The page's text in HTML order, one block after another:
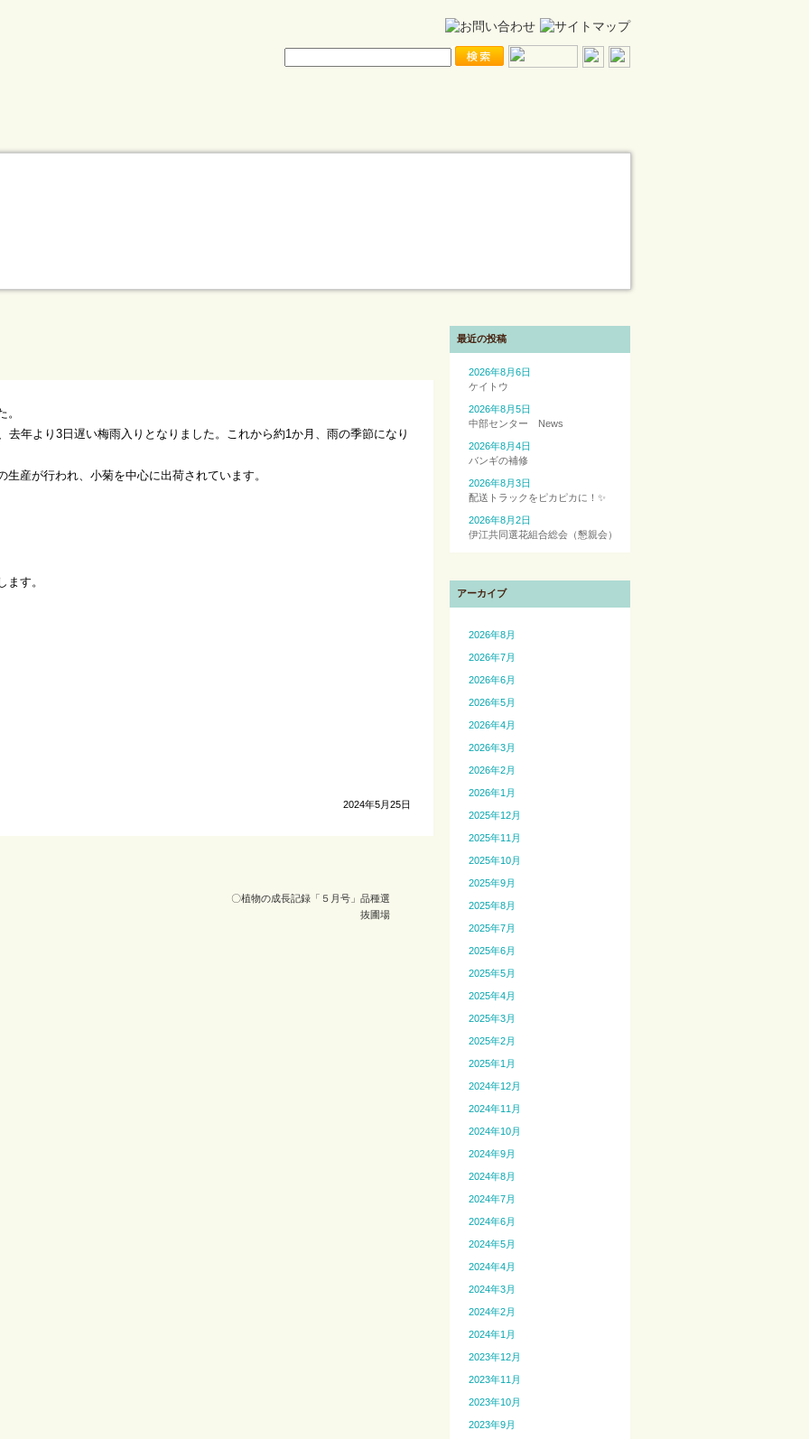
去年より3日遅い梅雨入りとなりました。これから約1か月、雨の季節になり
産が行われ、小菊を中心に出荷されています。
す。
2024年5月25日
〇植物の成長記録「５月号」品種選
抜圃場
最近の投稿
2026年8月6日
ケイトウ
2026年8月5日
中部センター News
2026年8月4日
バンギの補修
2026年8月3日
配送トラックをピカピカに！✨
2026年8月2日
伊江共同選花組合総会（懇親会）
アーカイブ
2026年8月
2026年7月
2026年6月
2026年5月
2026年4月
2026年3月
2026年2月
2026年1月
2025年12月
2025年11月
2025年10月
2025年9月
2025年8月
2025年7月
2025年6月
2025年5月
2025年4月
2025年3月
2025年2月
2025年1月
2024年12月
2024年11月
2024年10月
2024年9月
2024年8月
2024年7月
2024年6月
2024年5月
2024年4月
2024年3月
2024年2月
2024年1月
2023年12月
2023年11月
2023年10月
2023年9月